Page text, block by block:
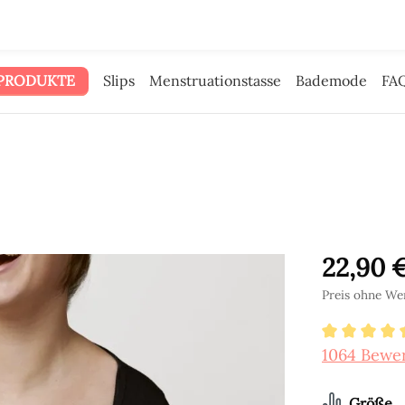
Slips Menstruationstasse Bademode
22,90
Preis ohne
1064